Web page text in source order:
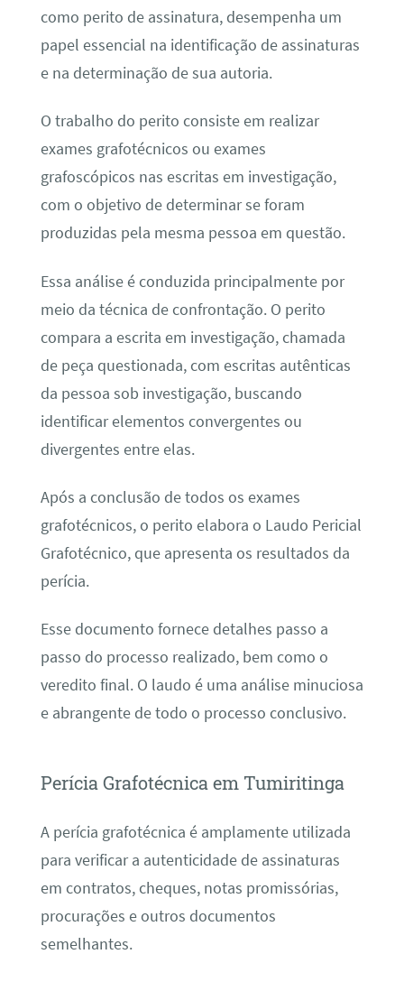
como perito de assinatura, desempenha um
papel essencial na identificação de assinaturas
e na determinação de sua autoria.
O trabalho do perito consiste em realizar
exames grafotécnicos ou exames
grafoscópicos nas escritas em investigação,
com o objetivo de determinar se foram
produzidas pela mesma pessoa em questão.
Essa análise é conduzida principalmente por
meio da técnica de confrontação. O perito
compara a escrita em investigação, chamada
de peça questionada, com escritas autênticas
da pessoa sob investigação, buscando
identificar elementos convergentes ou
divergentes entre elas.
Após a conclusão de todos os exames
grafotécnicos, o perito elabora o Laudo Pericial
Grafotécnico, que apresenta os resultados da
perícia.
Esse documento fornece detalhes passo a
passo do processo realizado, bem como o
veredito final. O laudo é uma análise minuciosa
e abrangente de todo o processo conclusivo.
Perícia Grafotécnica em Tumiritinga
A perícia grafotécnica é amplamente utilizada
para verificar a autenticidade de assinaturas
em contratos, cheques, notas promissórias,
procurações e outros documentos
semelhantes.